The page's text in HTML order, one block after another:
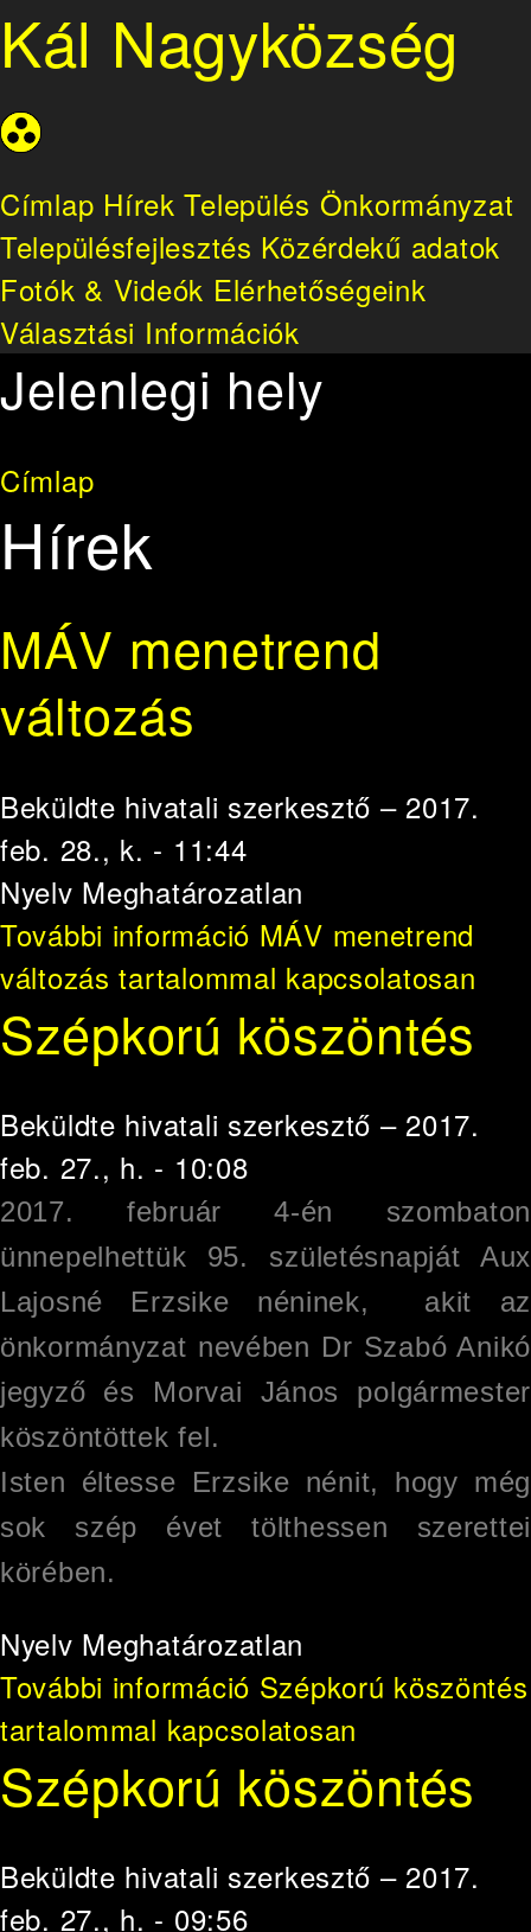
Kál Nagyközség
Címlap Hírek Település Önkormányzat
Településfejlesztés Közérdekű adatok
Fotók & Videók Elérhetőségeink
Választási Információk
Jelenlegi hely
Címlap
Hírek
MÁV menetrend
változás
Beküldte hivatali szerkesztő – 2017.
feb. 28., k. - 11:44
Nyelv Meghatározatlan
További információ MÁV menetrend
változás tartalommal kapcsolatosan
Szépkorú köszöntés
Beküldte hivatali szerkesztő – 2017.
feb. 27., h. - 10:08
2017. február 4-én szombaton
ünnepelhettük 95. születésnapját Aux
Lajosné Erzsike néninek, akit az
önkormányzat nevében Dr Szabó Anikó
jegyző és Morvai János polgármester
köszöntöttek fel.
Isten éltesse Erzsike nénit, hogy még
sok szép évet tölthessen szerettei
körében.
Nyelv Meghatározatlan
További információ Szépkorú köszöntés
tartalommal kapcsolatosan
Szépkorú köszöntés
Beküldte hivatali szerkesztő – 2017.
feb. 27., h. - 09:56